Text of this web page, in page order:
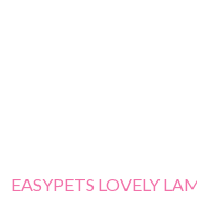
EASYPETS LOVELY